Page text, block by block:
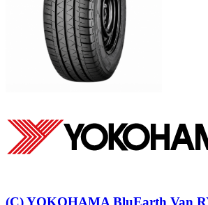
(C) YOKOHAMA BluEarth Van